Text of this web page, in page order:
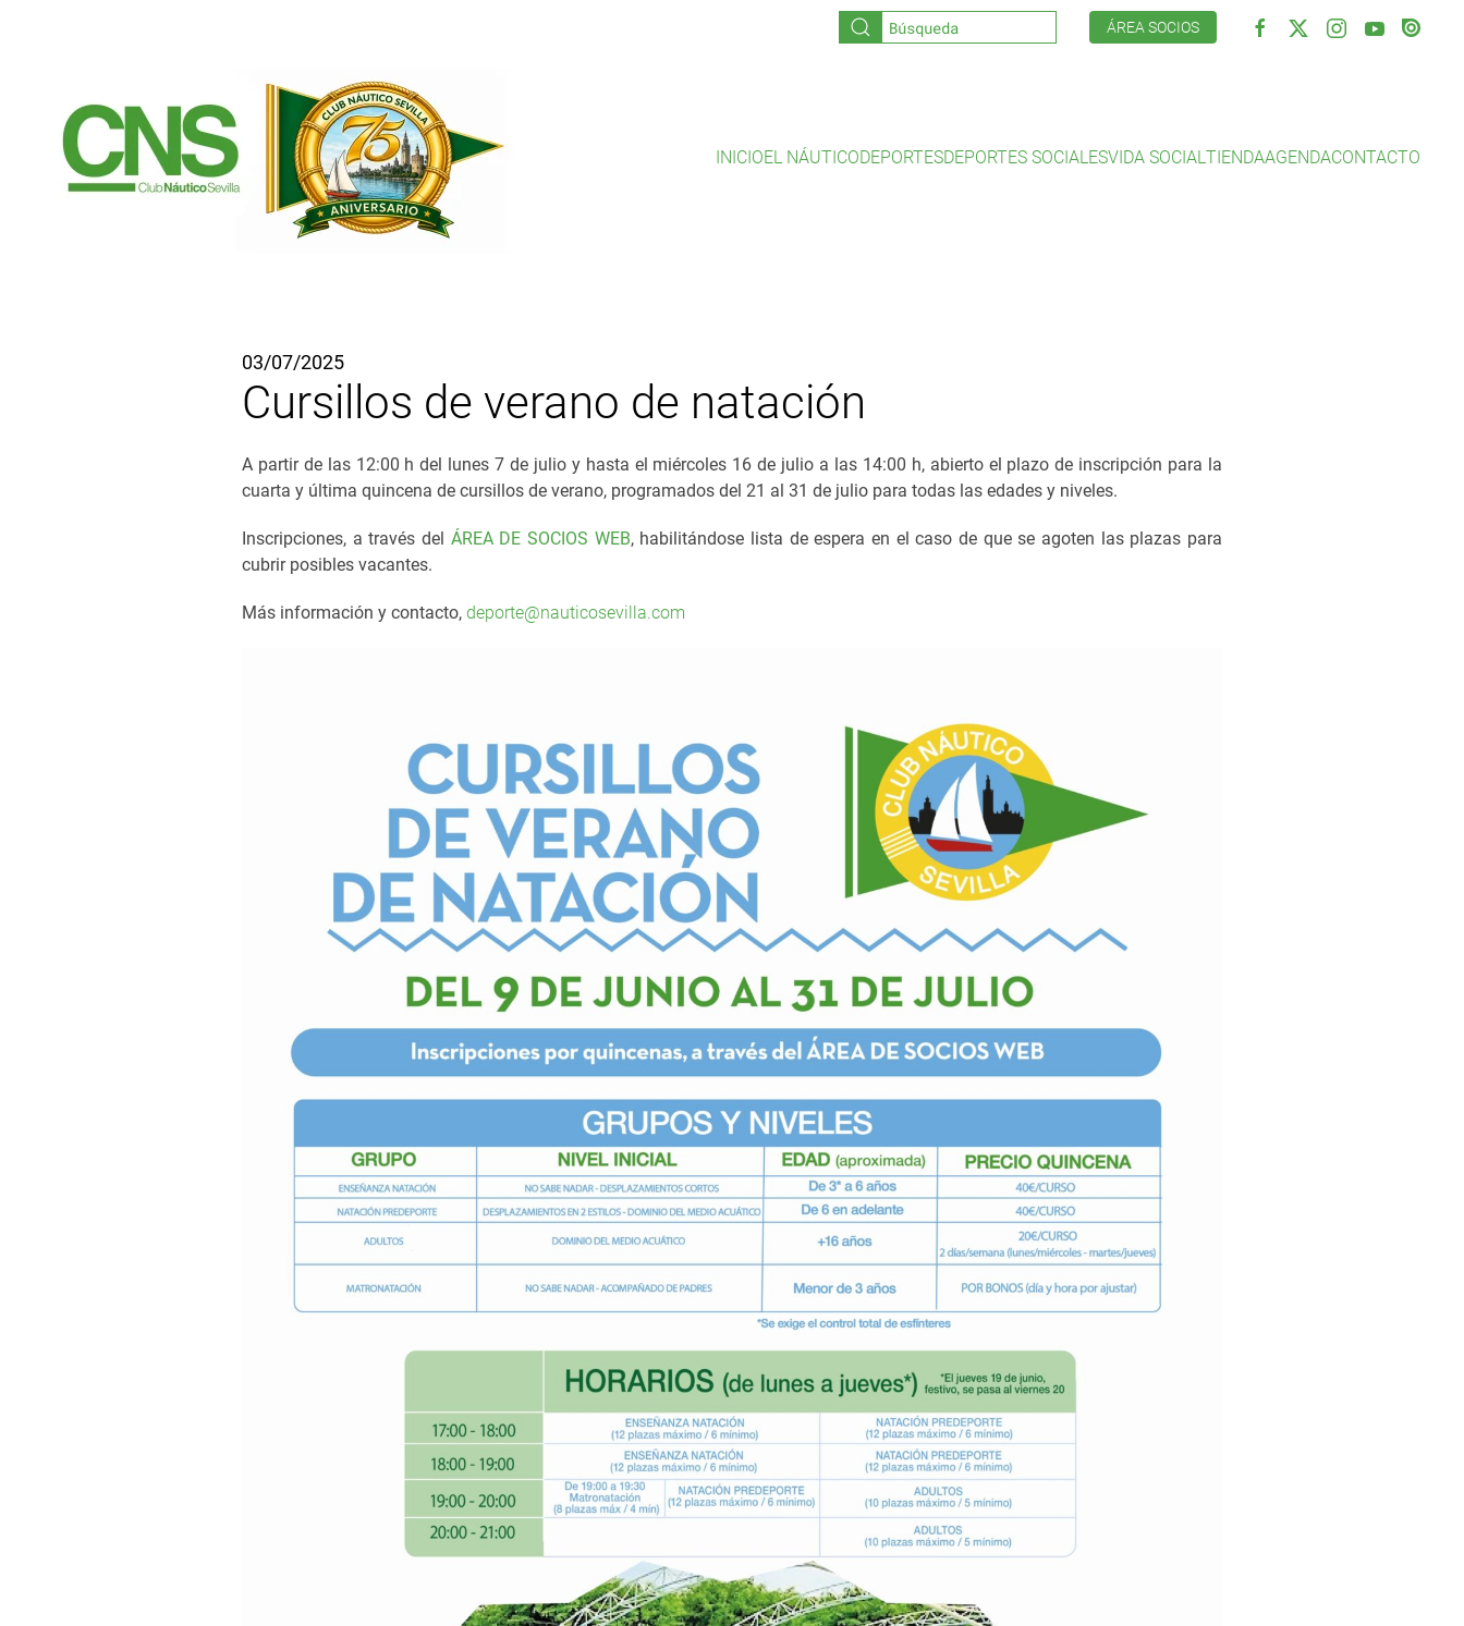
ÁREA SOCIOS
INICIOEL NÁUTICODEPORTESDEPORTES SOCIALESVIDA SOCIALTIENDAAGENDACONTACTO
03/07/2025
Cursillos de verano de natación
A partir de las 12:00 h del lunes 7 de julio y hasta el miércoles 16 de julio a las 14:00 h, abierto el plazo de inscripción para la
cuarta y última quincena de cursillos de verano, programados del 21 al 31 de julio para todas las edades y niveles.
Inscripciones, a través del ÁREA DE SOCIOS WEB, habilitándose lista de espera en el caso de que se agoten las plazas para
cubrir posibles vacantes.
Más información y contacto, deporte@nauticosevilla.com